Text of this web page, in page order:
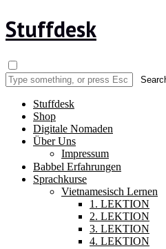
Stuffdesk
Stuffdesk
Shop
Digitale Nomaden
Über Uns
Impressum
Babbel Erfahrungen
Sprachkurse
Vietnamesisch Lernen
1. LEKTION
2. LEKTION
3. LEKTION
4. LEKTION